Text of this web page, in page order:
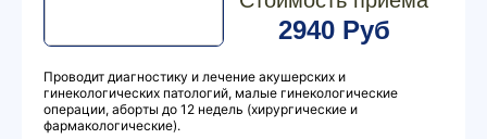
2940 Руб
Проводит диагностику и лечение акушерских и
гинекологических патологий, малые гинекологические
операции, аборты до 12 недель (хирургические и
фармакологические).